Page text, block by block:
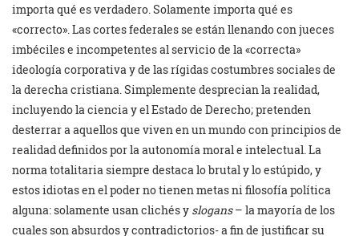
importa qué es verdadero. Solamente importa qué es
«correcto». Las cortes federales se están llenando con jueces
imbéciles e incompetentes al servicio de la «correcta»
ideología corporativa y de las rígidas costumbres sociales de
la derecha cristiana. Simplemente desprecian la realidad,
incluyendo la ciencia y el Estado de Derecho; pretenden
desterrar a aquellos que viven en un mundo con principios de
realidad definidos por la autonomía moral e intelectual. La
norma totalitaria siempre destaca lo brutal y lo estúpido, y
estos idiotas en el poder no tienen metas ni filosofía política
alguna: solamente usan clichés y slogans– la mayoría de los
cuales son absurdos y contradictorios- a fin de justificar su